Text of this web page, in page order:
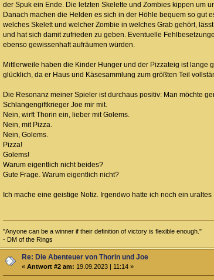
der Spuk ein Ende. Die letzten Skelette und Zombies kippen um
Danach machen die Helden es sich in der Höhle bequem so gut
welches Skelett und welcher Zombie in welches Grab gehört,
und hat sich damit zufrieden zu geben. Eventuelle
ebenso gewissenhaft aufräumen würden.
Mittlerweile haben die Kinder Hunger und der Pizzateig ist
glücklich, da er Haus und Käsesammlung zum größten Teil
Die Resonanz meiner Spieler ist durchaus positiv: Man möchte
Schlangengiftkrieger Joe mir mit.
Nein, wirft Thorin ein, lieber mit Golems.
Nein, mit Pizza.
Nein, Golems.
Pizza!
Golems!
Warum eigentlich nicht beides?
Gute Frage. Warum eigentlich nicht?
Ich mache eine geistige Notiz. Irgendwo hatte ich noch ein
"Anyone can be a winner if their definition of victory is flexible enough."
- DM of the Rings
Re: Die Abenteuer von Thorin und Joe
«Antwort #2 am: 19.09.2023 | 11:14 »